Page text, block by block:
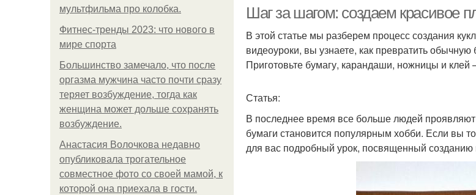
мультфильма про колобка.
Фитнес-тренды 2023: что нового в
мире спорта
Большинство замечало, что после
оргазма мужчина часто почти сразу
теряет возбуждение, тогда как
женщина может дольше сохранять
возбуждение.
Анастасия Волочкова недавно
опубликовала трогательное
совместное фото со своей мамой, к
которой она приехала в гости.
Шаг за шагом: создаем красивое
В этой статье мы разберем процесс создания
видеоуроки, вы узнаете, как превратить
Приготовьте бумагу, карандаши, ножницы и
Статья:
В последнее время все больше людей
бумаги становится популярным хобби. Если вы
для вас подробный урок, посвященный созданию